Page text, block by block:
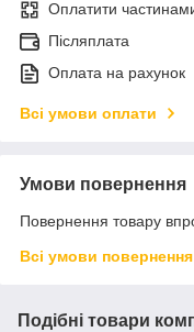
Оплатити
Післяплата
Оплата на рахунок
Всі умови оплати
Умови повернення
Повернення товару
Всі умови повернення
Подібні товари